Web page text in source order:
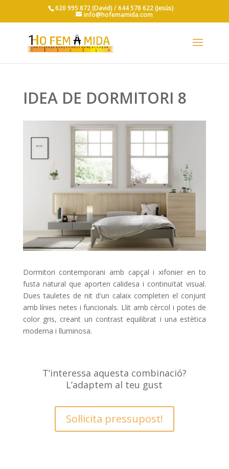
620 995 872 (David) /644 578 622 (Jesús)
info@hofemamida.com
IDEA DE DORMITORI 8
Dormitori contemporani amb capçal i xifonier en to
fusta natural que aporten calidesa i continuïtat visual.
Dues tauletes de nit d'un calaix completen el conjunt
amb línies netes i funcionals. Llit amb cèrcol i potes de
color gris, creant un contrast equilibrat i una estètica
moderna i lluminosa.
T’interessa aquesta combinació?
L’adaptem al teu gust
Sol·licita pressupost!